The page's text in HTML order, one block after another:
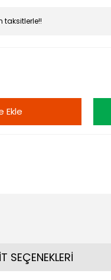
taksitlerle!!
Ekle
SEÇENEKLERİ